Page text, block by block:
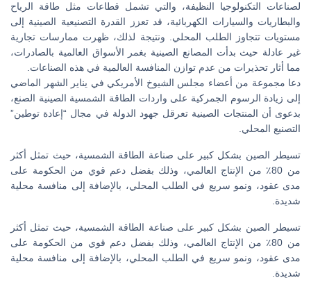
لصناعات التكنولوجيا النظيفة، والتي تشمل قطاعات مثل طاقة الرياح
والبطاريات والسيارات الكهربائية، قد تعزز القدرة التصنيعية الصينية إلى
مستويات تتجاوز الطلب المحلي. ونتيجة لذلك، ظهرت ممارسات تجارية
غير عادلة حيث بدأت المصانع الصينية بغمر الأسواق العالمية بالصادرات،
مما أثار تحذيرات من عدم توازن المنافسة العالمية في هذه الصناعات.
دعا مجموعة من أعضاء مجلس الشيوخ الأمريكي في يناير الشهر الماضي
إلى زيادة الرسوم الجمركية على واردات الطاقة الشمسية الصينية الصنع،
بدعوى أن المنتجات الصينية تعرقل جهود الدولة في مجال “إعادة توطين”
التصنيع المحلي.
تسيطر الصين بشكل كبير على صناعة الطاقة الشمسية، حيث تمثل أكثر
من 80٪ من الإنتاج العالمي، وذلك بفضل دعم قوي من الحكومة على
مدى عقود، ونمو سريع في الطلب المحلي، بالإضافة إلى منافسة محلية
شديدة.
تسيطر الصين بشكل كبير على صناعة الطاقة الشمسية، حيث تمثل أكثر
من 80٪ من الإنتاج العالمي، وذلك بفضل دعم قوي من الحكومة على
مدى عقود، ونمو سريع في الطلب المحلي، بالإضافة إلى منافسة محلية
شديدة.